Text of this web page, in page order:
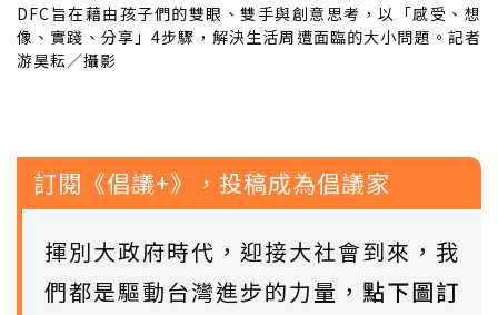
DFC旨在藉由孩子們的雙眼、雙手與創意思考，以「感受、想
像、實踐、分享」4步驟，解決生活周遭面臨的大小問題。記者
游昊耘／攝影
訂閱《倡議+》，投稿成為倡議家
揮別大政府時代，迎接大社會到來，我
們都是驅動台灣進步的力量， 點下圖訂